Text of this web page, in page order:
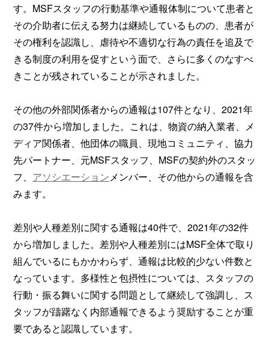
す。MSFスタッフの行動基準や通報体制について患者と
その介助者に伝える努力は継続しているものの、患者が
その権利を認識し、虐待や不適切な行為の責任を追及で
きる制度の利用を促すという面で、さらに多くのなすべ
きことが残されていることが示されました。
その他の外部関係者からの通報は107件となり、2021年
の37件から増加しました。これは、物資の納入業者、メ
ディア関係者、他団体の職員、現地コミュニティ、協力
先パートナー、元MSFスタッフ、MSFの契約外のスタッ
フ、 アソシエーションメンバー、その他からの通報を含
みます。
差別や人種差別に関する通報は40件で、2021年の32件
から増加しました。差別や人種差別にはMSF全体で取り
組んでいるにもかかわらず、通報は比較的少ない件数と
なっています。多様性と包摂性については、スタッフの
行動・振る舞いに関する問題として継続して強調し、ス
タッフが躊躇なく内部通報できるよう奨励することが重
要であると認識しています。